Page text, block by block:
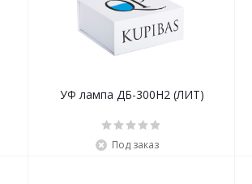
УФ лампа ДБ-300Н2 (ЛИТ)
Под заказ